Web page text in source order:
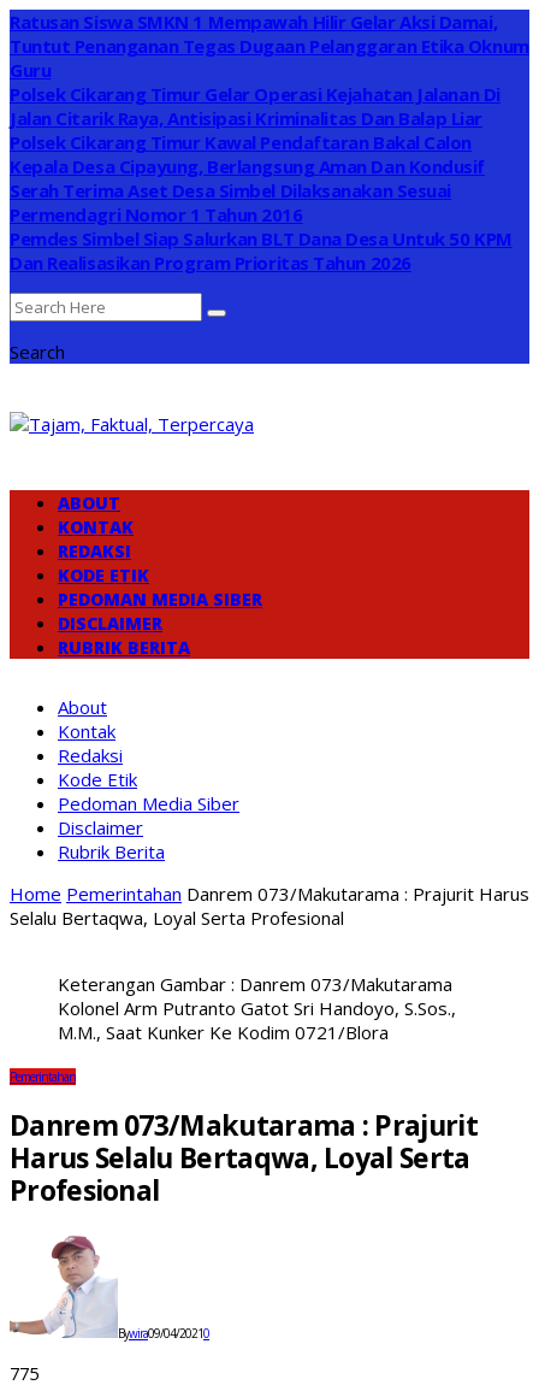
Ratusan Siswa SMKN 1 Mempawah Hilir Gelar Aksi Damai,
Tuntut Penanganan Tegas Dugaan Pelanggaran Etika Oknum
Guru
Polsek Cikarang Timur Gelar Operasi Kejahatan Jalanan Di
Jalan Citarik Raya, Antisipasi Kriminalitas Dan Balap Liar
Polsek Cikarang Timur Kawal Pendaftaran Bakal Calon
Kepala Desa Cipayung, Berlangsung Aman Dan Kondusif
Serah Terima Aset Desa Simbel Dilaksanakan Sesuai
Permendagri Nomor 1 Tahun 2016
Pemdes Simbel Siap Salurkan BLT Dana Desa Untuk 50 KPM
Dan Realisasikan Program Prioritas Tahun 2026
Search
ABOUT
KONTAK
REDAKSI
KODE ETIK
PEDOMAN MEDIA SIBER
DISCLAIMER
RUBRIK BERITA
About
Kontak
Redaksi
Kode Etik
Pedoman Media Siber
Disclaimer
Rubrik Berita
Home Pemerintahan Danrem 073/Makutarama : Prajurit Harus
Selalu Bertaqwa, Loyal Serta Profesional
Keterangan Gambar : Danrem 073/Makutarama
Kolonel Arm Putranto Gatot Sri Handoyo, S.Sos.,
M.M., Saat Kunker Ke Kodim 0721/Blora
Pemerintahan
Danrem 073/Makutarama : Prajurit
Harus Selalu Bertaqwa, Loyal Serta
Profesional
Bywira09/04/20210
775